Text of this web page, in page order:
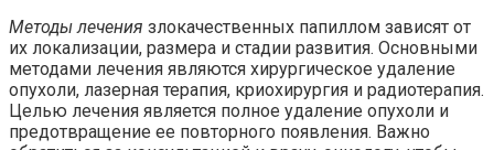
Методы лечения злокачественных папиллом зависят от
их локализации, размера и стадии развития. Основными
методами лечения являются хирургическое удаление
опухоли, лазерная терапия, криохирургия и радиотерапия.
Целью лечения является полное удаление опухоли и
предотвращение ее повторного появления. Важно